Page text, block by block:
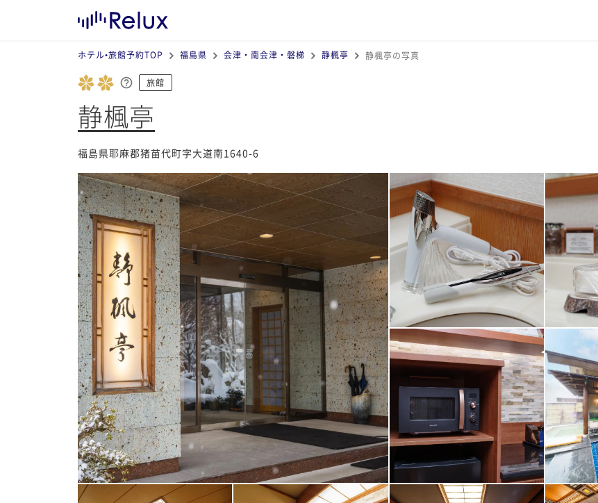
ホテル•旅館予約TOP 福島県 会津・南会津・磐梯 静楓亭 静楓亭の写真
旅館
静楓亭
福島県耶麻郡猪苗代町字大道南1640-6